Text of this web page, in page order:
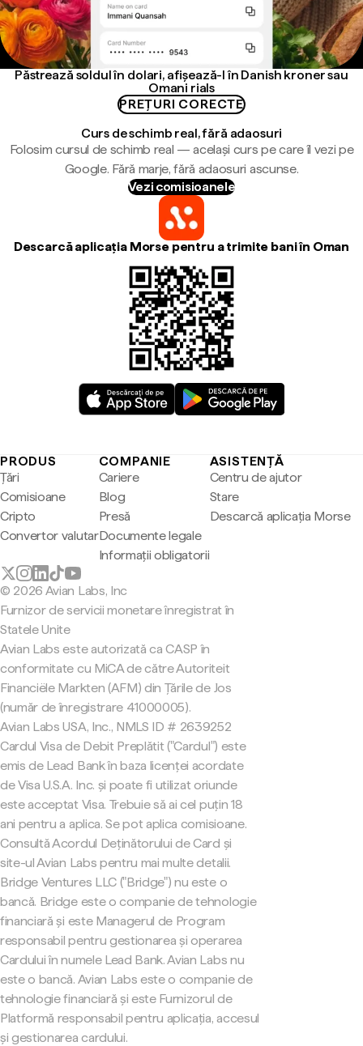
Păstrează soldul în dolari, afișează-l în Danish kroner sau
Omani rials
PREȚURI CORECTE
Curs de schimb real, fără adaosuri
Folosim cursul de schimb real — același curs pe care îl vezi pe
Google. Fără marje, fără adaosuri ascunse.
Vezi comisioanele
Descarcă aplicația Morse pentru a trimite bani în Oman
PRODUS
Țări
Comisioane
Cripto
Convertor valutar
COMPANIE
Cariere
Blog
Presă
Documente legale
Informații obligatorii
ASISTENȚĂ
Centru de ajutor
Stare
Descarcă aplicația Morse
© 2026 Avian Labs, Inc
Furnizor de servicii monetare înregistrat în
Statele Unite
Avian Labs este autorizată ca CASP în
conformitate cu MiCA de către Autoriteit
Financiële Markten (AFM) din Țările de Jos
(număr de înregistrare 41000005).
Avian Labs USA, Inc., NMLS ID # 2639252
Cardul Visa de Debit Preplătit ("Cardul") este
emis de Lead Bank în baza licenței acordate
de Visa U.S.A. Inc. și poate fi utilizat oriunde
este acceptat Visa. Trebuie să ai cel puțin 18
ani pentru a aplica. Se pot aplica comisioane.
Consultă Acordul Deținătorului de Card și
site-ul Avian Labs pentru mai multe detalii.
Bridge Ventures LLC ("Bridge") nu este o
bancă. Bridge este o companie de tehnologie
financiară și este Managerul de Program
responsabil pentru gestionarea și operarea
Cardului în numele Lead Bank. Avian Labs nu
este o bancă. Avian Labs este o companie de
tehnologie financiară și este Furnizorul de
Platformă responsabil pentru aplicația, accesul
și gestionarea cardului.